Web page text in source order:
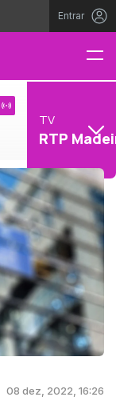
Entrar
TV
RTP
08 dez, 2022, 16:26